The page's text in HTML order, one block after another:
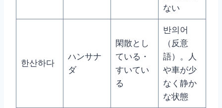
ない
한산하다
ハンサナ
ダ
閑散とし
ている・
すいてい
る
반의어
（反意
語）。人
や車が少
なく静か
な状態